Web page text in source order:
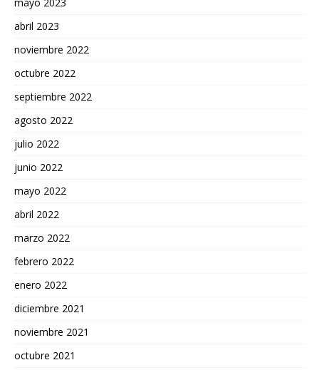
abril 2023
noviembre 2022
octubre 2022
septiembre 2022
agosto 2022
julio 2022
junio 2022
mayo 2022
abril 2022
marzo 2022
febrero 2022
enero 2022
diciembre 2021
noviembre 2021
octubre 2021